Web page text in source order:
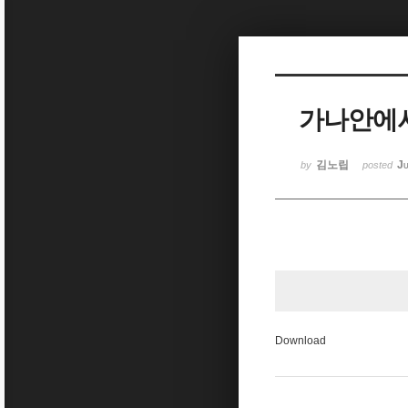
가나안에
by 김노립 posted
Download
Sketchbook5, 스케치북5
Sketchbook5, 스케치북5